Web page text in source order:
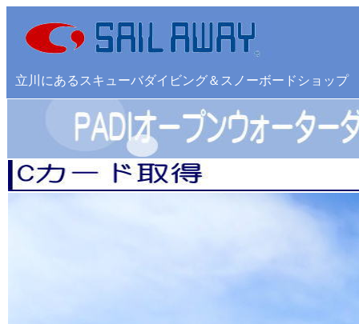
立川にあるスキューバダイビング＆スノーボードショップ